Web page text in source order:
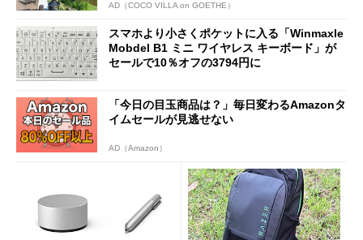
AD（COCO VILLA on GOETHE）
スマホより小さくポケットに入る「Winmaxle
Mobdel B1 ミニ ワイヤレス キーボード」が
セールで10％オフの3794円に
「今日の目玉商品は？」毎日変わるAmazonタ
イムセールが見逃せない
AD（Amazon）